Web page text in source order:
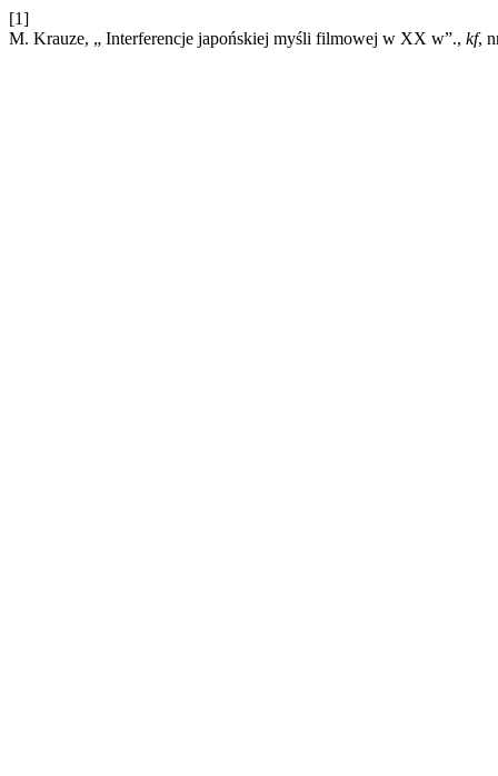
[1]
M. Krauze, „ Interferencje japońskiej myśli filmowej w XX w”., kf,